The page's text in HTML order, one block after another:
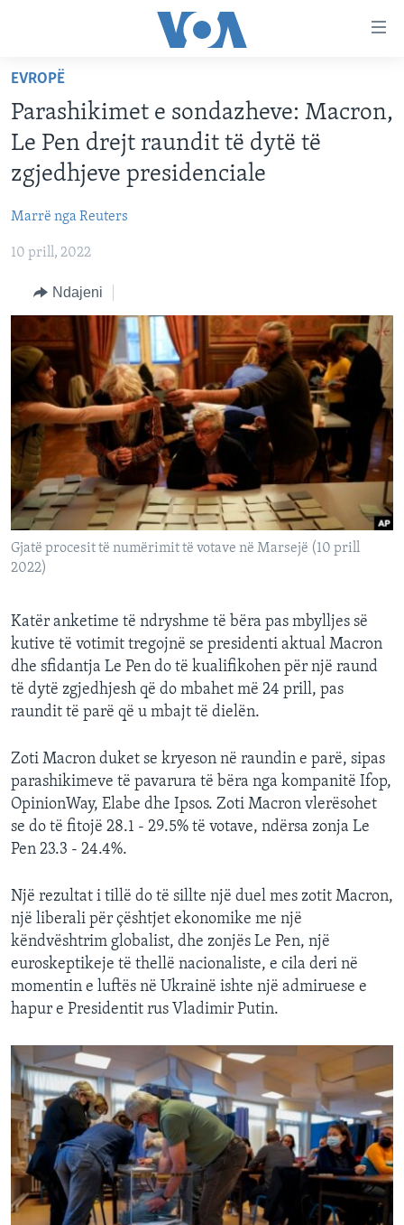
faqen
kryesore
Kalo
tek
faqja
Kalo
tek
FAQJA KRYESORE
KATEGORITË
AMERIKA
EVROPA
BOTA
MJEDISI
KULTURË
SHKENCË DHE TEKNOLOGJI
SHËNDETËSI
INTERVISTA
DITARI
DITARI
Learning English
FOLLOW US
Gjuhët
EVROPË
Parashikimet e sondazheve: Macron,
Le Pen drejt raundit të dytë të
zgjedhjeve presidenciale
Marrë nga Reuters
10 prill, 2022
Ndajeni
Gjatë procesit të numërimit të votave në Marsejë (10 prill
2022)
Katër anketime të ndryshme të bëra pas mbylljes së
kutive të votimit tregojnë se presidenti aktual Macron
dhe sfidantja Le Pen do të kualifikohen për një raund
të dytë zgjedhjesh që do mbahet më 24 prill, pas
raundit të parë që u mbajt të dielën.
Zoti Macron duket se kryeson në raundin e parë, sipas
parashikimeve të pavarura të bëra nga kompanitë Ifop,
OpinionWay, Elabe dhe Ipsos. Zoti Macron vlerësohet
se do të fitojë 28.1 - 29.5% të votave, ndërsa zonja Le
Pen 23.3 - 24.4%.
Një rezultat i tillë do të sillte një duel mes zotit Macron,
një liberali për çështjet ekonomike me një
këndvështrim globalist, dhe zonjës Le Pen, një
euroskeptikeje të thellë nacionaliste, e cila deri në
momentin e luftës në Ukrainë ishte një admiruese e
hapur e Presidentit rus Vladimir Putin.